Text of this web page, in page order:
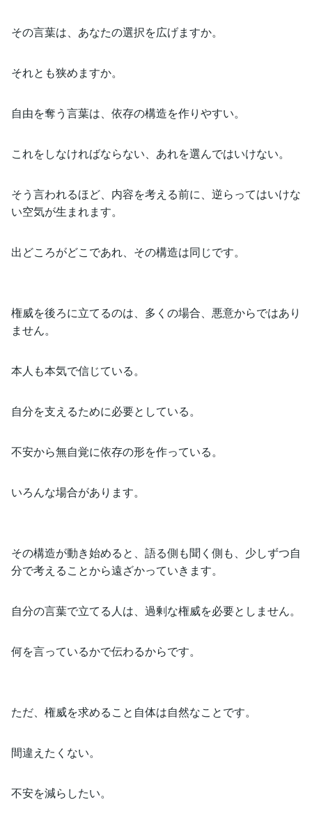
その言葉は、あなたの選択を広げますか。
それとも狭めますか。
自由を奪う言葉は、依存の構造を作りやすい。
これをしなければならない、あれを選んではいけない。
そう言われるほど、内容を考える前に、逆らってはいけな
い空気が生まれます。
出どころがどこであれ、その構造は同じです。
権威を後ろに立てるのは、多くの場合、悪意からではあり
ません。
本人も本気で信じている。
自分を支えるために必要としている。
不安から無自覚に依存の形を作っている。
いろんな場合があります。
その構造が動き始めると、語る側も聞く側も、少しずつ自
分で考えることから遠ざかっていきます。
自分の言葉で立てる人は、過剰な権威を必要としません。
何を言っているかで伝わるからです。
ただ、権威を求めること自体は自然なことです。
間違えたくない。
不安を減らしたい。